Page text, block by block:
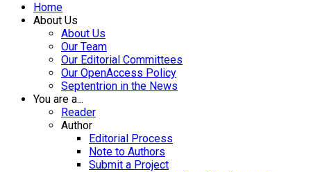
Home
About Us
About Us
Our Team
Our Editorial Committees
Our OpenAccess Policy
Septentrion in the News
You are a...
Reader
Author
Editorial Process
Note to Authors
Submit a Project